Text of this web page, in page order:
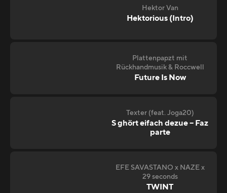
Hektor Van
Hektorious (Intro)
Plattenpapzt mit
Rückhandmusik & Roccwell
Future Is Now
Texter (feat. Joga20)
S ghört eifach dezue – Faz
parte
EFE SAVASTANO x NAZE x
29 seconds
TWINT